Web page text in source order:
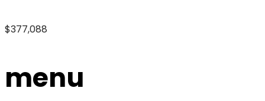
$377,088
menu